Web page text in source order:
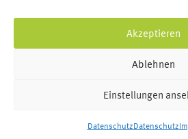
Akzeptieren
Ablehnen
Einstellungen
DatenschutzDatenschutz